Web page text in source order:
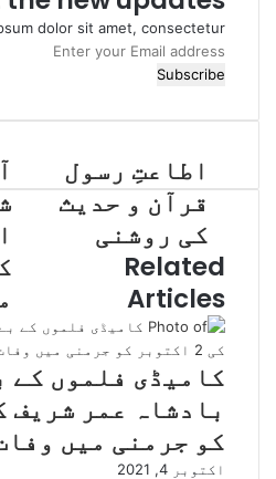
dolor sit amet, consectetur.
Enter
your
address
اطاعتِ رسول
قرآن و حدیث
کی روشنی
Related
Articles
کامیڈی فلموں کے
کو جرمنی میں
اکتوبر 4, 2021